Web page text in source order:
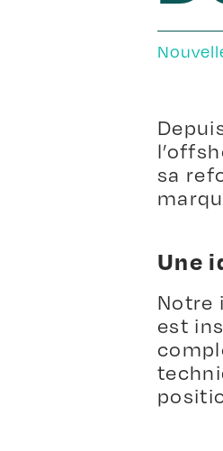
sa
Une
Notre
est